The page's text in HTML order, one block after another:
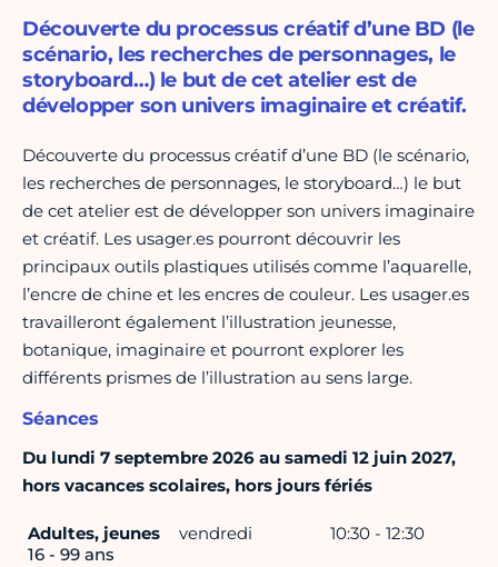
Découverte du processus créatif d’une BD (le
scénario, les recherches de personnages, le
storyboard…) le but de cet atelier est de
développer son univers imaginaire et créatif.
Découverte du processus créatif d’une BD (le scénario,
les recherches de personnages, le storyboard…) le but
de cet atelier est de développer son univers imaginaire
et créatif. Les usager.es pourront découvrir les
principaux outils plastiques utilisés comme l’aquarelle,
l’encre de chine et les encres de couleur. Les usager.es
travailleront également l’illustration jeunesse,
botanique, imaginaire et pourront explorer les
différents prismes de l’illustration au sens large.
Séances
Du lundi 7 septembre 2026 au samedi 12 juin 2027,
hors vacances scolaires, hors jours fériés
Adultes, jeunes
16 - 99 ans
vendredi 10:30 - 12:30